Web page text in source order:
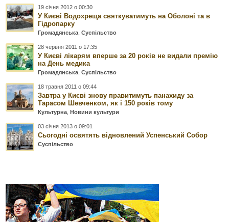
19 січня 2012 о 00:30
У Києві Водохреща святкуватимуть на Оболоні та в
Гідропарку
Громадянська ,Суспільство
28 червня 2011 о 17:35
У Києві лікарям вперше за 20 років не видали премію
на День медика
Громадянська ,Суспільство
18 травня 2011 о 09:44
Завтра у Києві знову правитимуть панахиду за
Тарасом Шевченком, як і 150 років тому
Культурна ,Новини культури
03 січня 2013 о 09:01
Сьогодні освятять відновлений Успенський Собор
Суспільство